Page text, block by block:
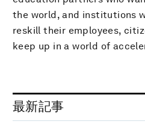
the world, and institutions
reskill their employees,
keep up in a world of
最新記事